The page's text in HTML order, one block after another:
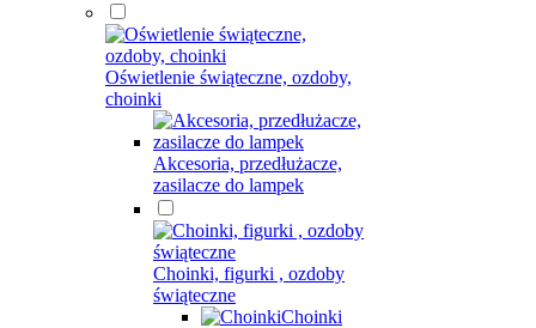
Oświetlenie świąteczne, ozdoby,
choinki
Akcesoria, przedłużacze,
zasilacze do lampek
Choinki, figurki , ozdoby
świąteczne
Choinki